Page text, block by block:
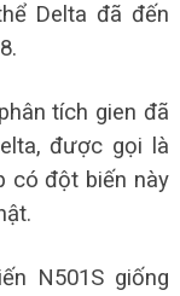
Delta đã đến
tích gien đã
được gọi là
có đột biến này
N501S giống